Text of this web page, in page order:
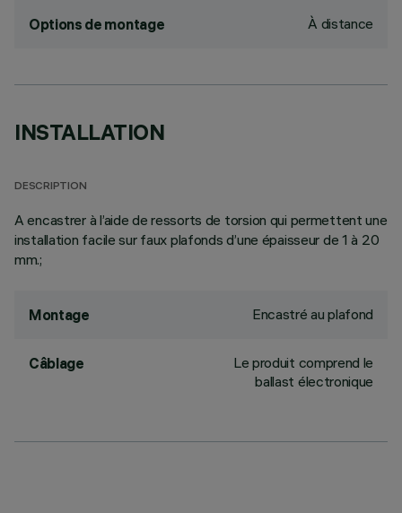
Options de montage À distance
INSTALLATION
DESCRIPTION
A encastrer à l’aide de ressorts de torsion qui permettent une
installation facile sur faux plafonds d’une épaisseur de 1 à 20
mm.;
Montage Encastré au plafond
Câblage
Le produit comprend le
ballast électronique